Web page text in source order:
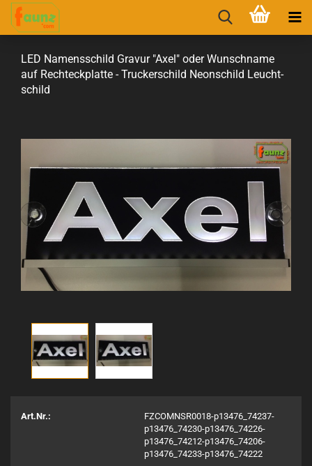
LED Na­mens­schild Gra­vur "Axel" oder Wunsch­na­me
auf Recht­eck­plat­te - Tru­cker­schild Ne­on­schild Leucht­
schild
Art.Nr.:
FZCOMNSR0018-p13476_74237-
p13476_74230-p13476_74226-
p13476_74212-p13476_74206-
p13476_74233-p13476_74222